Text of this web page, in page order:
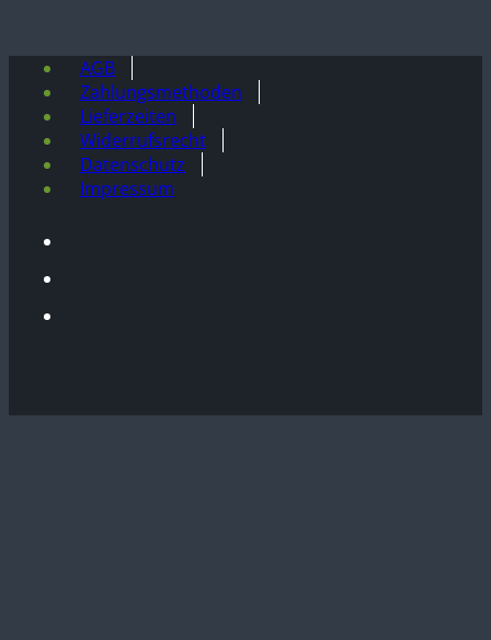
AGB
Zahlungsmethoden
Lieferzeiten
Widerrufsrecht
Datenschutz
Impressum